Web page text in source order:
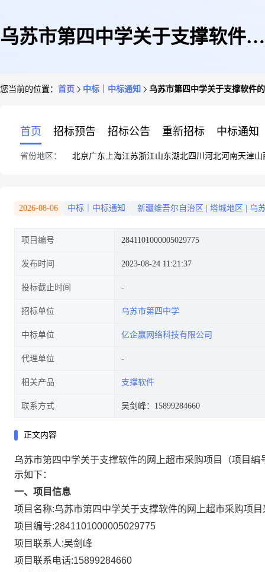
乌苏市第四中学关于支撑软件的
您当前的位置： 首页 中标｜中标通知 乌苏市第四中学关于支撑软件
首页 招标预告 招标公告 重新招标 中标通知
省份地区： 北京广东 上海江苏浙江山东湖北四川 河北河南天津山
2026-08-06 中标｜中标通知 新疆维吾尔自治区 塔城地区 乌
项目编号 2841101000005029775
发布时间 2023-08-24 11:21:37
投标截止时间
招标单位 乌苏市第四中学
中标单位 亿企赢网络科技有限公司
代理单位
相关产品 支撑软件
联系方式 吴剑峰：15899284660
正文内容
乌苏市第四中学关于支撑软件的网上超市采购项目
（项目编
示如下：
一、项目信息
项目名称:乌苏市第四中学关于支撑软件的网上超市采购项目
项目编号:2841101000005029775
项目联系人:吴剑峰
项目联系电话:15899284660